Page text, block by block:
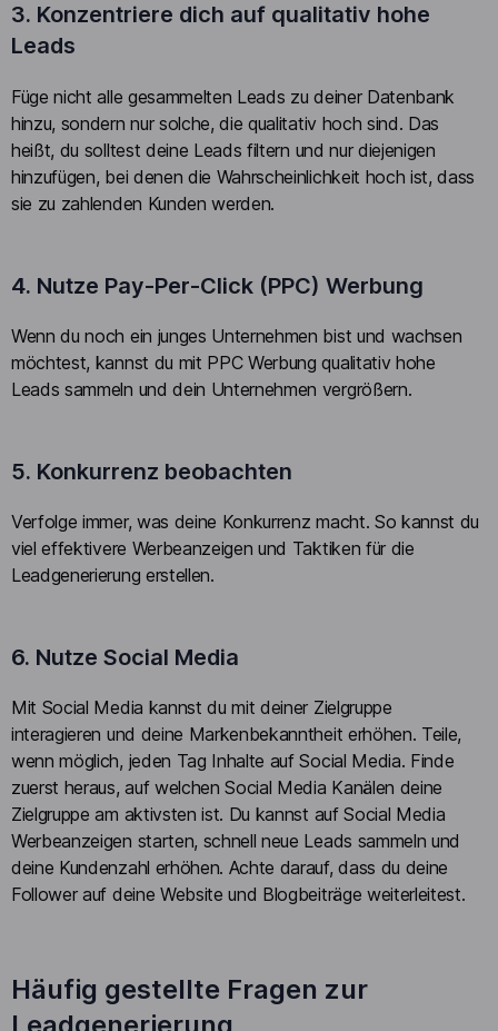
3. Konzentriere dich auf qualitativ hohe
Leads
Füge nicht alle gesammelten Leads zu deiner Datenbank
hinzu, sondern nur solche, die qualitativ hoch sind. Das
heißt, du solltest deine Leads filtern und nur diejenigen
hinzufügen, bei denen die Wahrscheinlichkeit hoch ist, dass
sie zu zahlenden Kunden werden.
4. Nutze Pay-Per-Click (PPC) Werbung
Wenn du noch ein junges Unternehmen bist und wachsen
möchtest, kannst du mit PPC Werbung qualitativ hohe
Leads sammeln und dein Unternehmen vergrößern.
5. Konkurrenz beobachten
Verfolge immer, was deine Konkurrenz macht. So kannst du
viel effektivere Werbeanzeigen und Taktiken für die
Leadgenerierung erstellen.
6. Nutze Social Media
Mit Social Media kannst du mit deiner Zielgruppe
interagieren und deine Markenbekanntheit erhöhen. Teile,
wenn möglich, jeden Tag Inhalte auf Social Media. Finde
zuerst heraus, auf welchen Social Media Kanälen deine
Zielgruppe am aktivsten ist. Du kannst auf Social Media
Werbeanzeigen starten, schnell neue Leads sammeln und
deine Kundenzahl erhöhen. Achte darauf, dass du deine
Follower auf deine Website und Blogbeiträge weiterleitest.
Häufig gestellte Fragen zur